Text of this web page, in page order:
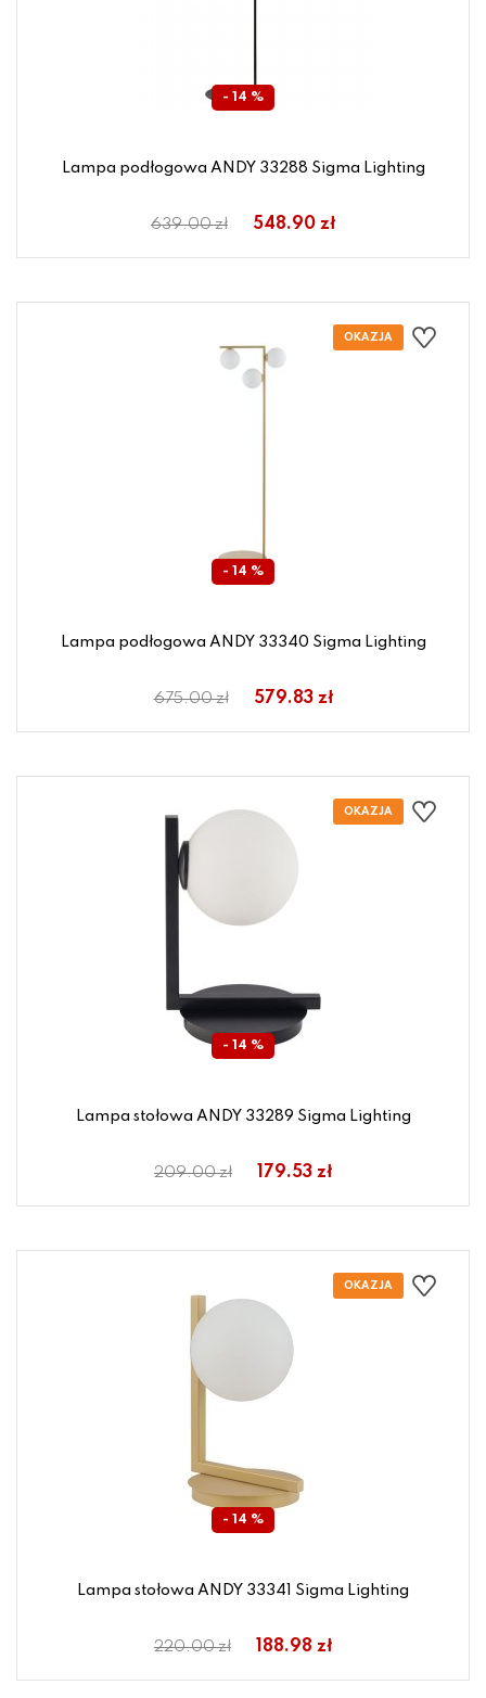
- 14 %
Lampa podłogowa ANDY 33288 Sigma Lighting
639.00 zł 548.90 zł
- 14 %
Lampa podłogowa ANDY 33340 Sigma Lighting
675.00 zł 579.83 zł
- 14 %
Lampa stołowa ANDY 33289 Sigma Lighting
209.00 zł 179.53 zł
- 14 %
Lampa stołowa ANDY 33341 Sigma Lighting
220.00 zł 188.98 zł